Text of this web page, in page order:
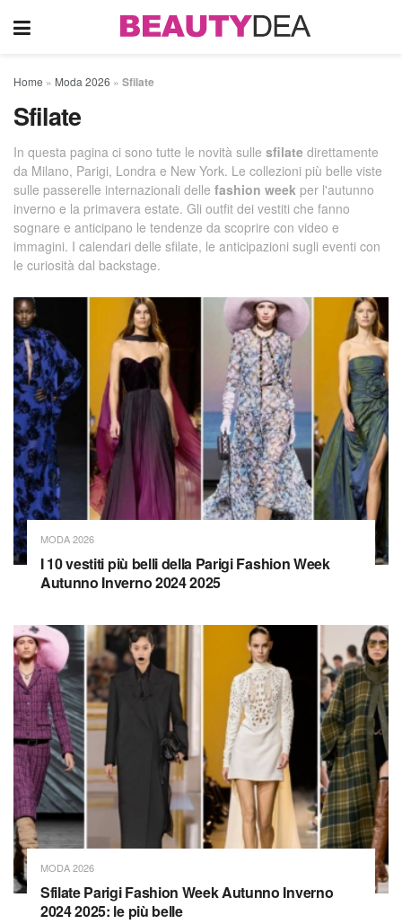
Home » Moda 2026 » Sfilate
Sfilate
In questa pagina ci sono tutte le novità sulle sfilate direttamente
da Milano, Parigi, Londra e New York. Le collezioni più belle viste
sulle passerelle internazionali delle fashion week per l'autunno
inverno e la primavera estate. Gli outfit dei vestiti che fanno
sognare e anticipano le tendenze da scoprire con video e
immagini. I calendari delle sfilate, le anticipazioni sugli eventi con
le curiosità dal backstage.
MODA 2026
I 10 vestiti più belli della Parigi Fashion Week
Autunno Inverno 2024 2025
MODA 2026
Sfilate Parigi Fashion Week Autunno Inverno
2024 2025: le più belle